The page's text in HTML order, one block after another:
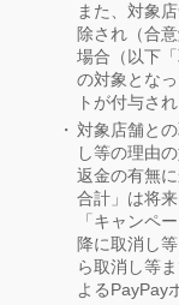
また、対象
除され（合
場合（以下
の対象とな
トが付与され
対象店舗と
し等の理由
返金の有無
合計」は将
「キャンペ
降に取消し
ら取消し等
よるPayPay